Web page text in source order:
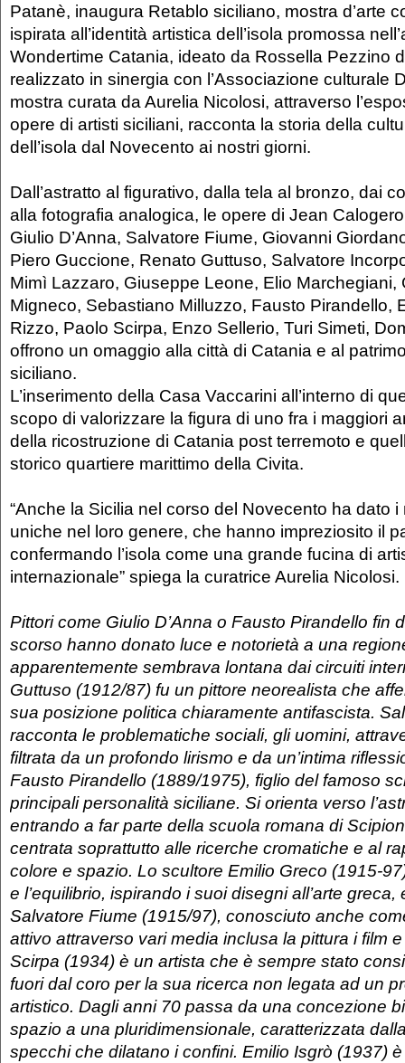
Patanè, inaugura Retablo siciliano, mostra d’arte
ispirata all’identità artistica dell’isola promossa
Wondertime Catania, ideato da Rossella Pezzino
realizzato in sinergia con l’Associazione culturale
mostra curata da Aurelia Nicolosi, attraverso
opere di artisti siciliani, racconta la storia della
dell’isola dal Novecento ai nostri giorni.
Dall’astratto al figurativo, dalla tela al bronzo, dai
alla fotografia analogica, le opere di Jean
Giulio D’Anna, Salvatore Fiume, Giovanni
Piero Guccione, Renato Guttuso, Salvatore
Mimì Lazzaro, Giuseppe Leone, Elio Marchegiani,
Migneco, Sebastiano Milluzzo, Fausto Pirandello,
Rizzo, Paolo Scirpa, Enzo Sellerio, Turi Simeti,
offrono un omaggio alla città di Catania e al
siciliano.
L’inserimento della Casa Vaccarini all’interno di
scopo di valorizzare la figura di uno fra i maggiori
della ricostruzione di Catania post terremoto e
storico quartiere marittimo della Civita.
“Anche la Sicilia nel corso del Novecento ha dato
uniche nel loro genere, che hanno impreziosito il
confermando l’isola come una grande fucina di
internazionale” spiega la curatrice Aurelia Nicolosi.
Pittori come Giulio D’Anna o Fausto Pirandello fin
scorso hanno donato luce e notorietà a una
apparentemente sembrava lontana dai circuiti
Guttuso (1912/87) fu un pittore neorealista che
sua posizione politica chiaramente antifascista.
racconta le problematiche sociali, gli uomini,
filtrata da un profondo lirismo e da un’intima
Fausto Pirandello (1889/1975), figlio del famoso
principali personalità siciliane. Si orienta verso
entrando a far parte della scuola romana di
centrata soprattutto alle ricerche cromatiche e al
colore e spazio. Lo scultore Emilio Greco (1915-
e l’equilibrio, ispirando i suoi disegni all’arte
Salvatore Fiume (1915/97), conosciuto anche
attivo attraverso vari media inclusa la pittura i film
Scirpa (1934) è un artista che è sempre stato
fuori dal coro per la sua ricerca non legata ad un
artistico. Dagli anni 70 passa da una concezione
spazio a una pluridimensionale, caratterizzata
specchi che dilatano i confini. Emilio Isgrò (1937)